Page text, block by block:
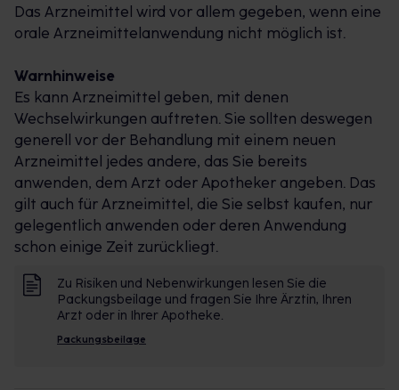
Das Arzneimittel wird vor allem gegeben, wenn eine
orale Arzneimittelanwendung nicht möglich ist.
Warnhinweise
Es kann Arzneimittel geben, mit denen
Wechselwirkungen auftreten. Sie sollten deswegen
generell vor der Behandlung mit einem neuen
Arzneimittel jedes andere, das Sie bereits
anwenden, dem Arzt oder Apotheker angeben. Das
gilt auch für Arzneimittel, die Sie selbst kaufen, nur
gelegentlich anwenden oder deren Anwendung
schon einige Zeit zurückliegt.
Zu Risiken und Nebenwirkungen lesen Sie die
Packungsbeilage und fragen Sie Ihre Ärztin, Ihren
Arzt oder in Ihrer Apotheke.
Packungsbeilage